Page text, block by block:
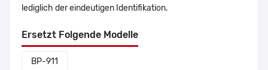
lediglich der eindeutigen Identifikation.
Ersetzt Folgende Modelle
BP-911